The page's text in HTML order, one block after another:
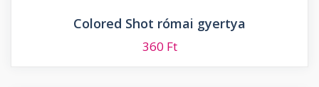
Colored Shot római gyertya
360 Ft